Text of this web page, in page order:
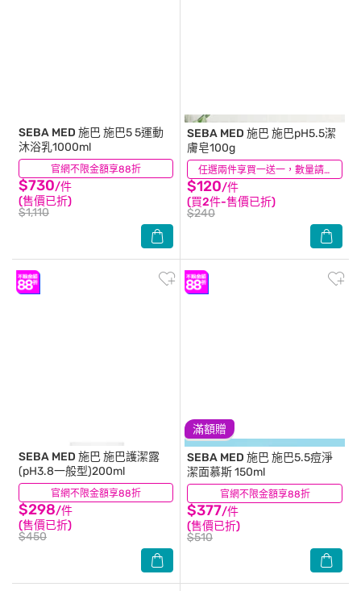
官網不限金額享88折
SEBA MED 施巴施巴5 5運動
沐浴乳1000ml
$730/件
(售價已折)
$1,110
(52) 任選兩件享買一送一，數量請選2件
SEBA MED 施巴施巴pH5.5潔
膚皂100g
$120/件
(買2件-售價已折)
$240
(13)
官網不限金額享88折
SEBA MED 施巴施巴護潔露
(pH3.8一般型)200ml
$298/件
(售價已折)
$450
(47)
滿額贈
官網不限金額享88折
SEBA MED 施巴施巴5.5痘淨
潔面慕斯 150ml
$377/件
(售價已折)
$510
(17)